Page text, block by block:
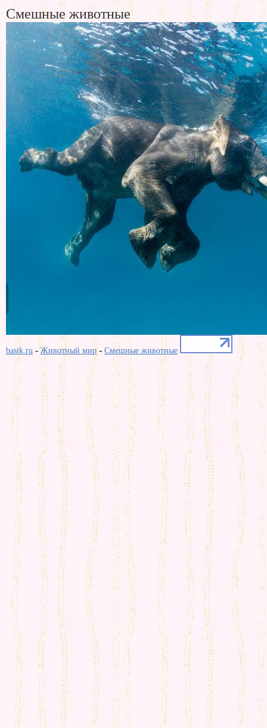
Смешные животные
basik.ru -Животный мир- Смешные животные